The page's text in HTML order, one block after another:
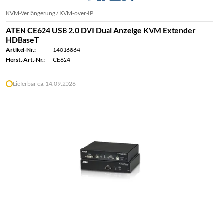
KVM-Verlängerung / KVM-over-IP
ATEN CE624 USB 2.0 DVI Dual Anzeige KVM Extender
HDBaseT
Artikel-Nr.:
14016864
Herst.-Art.-Nr.:
CE624
Lieferbar ca. 14.09.2026